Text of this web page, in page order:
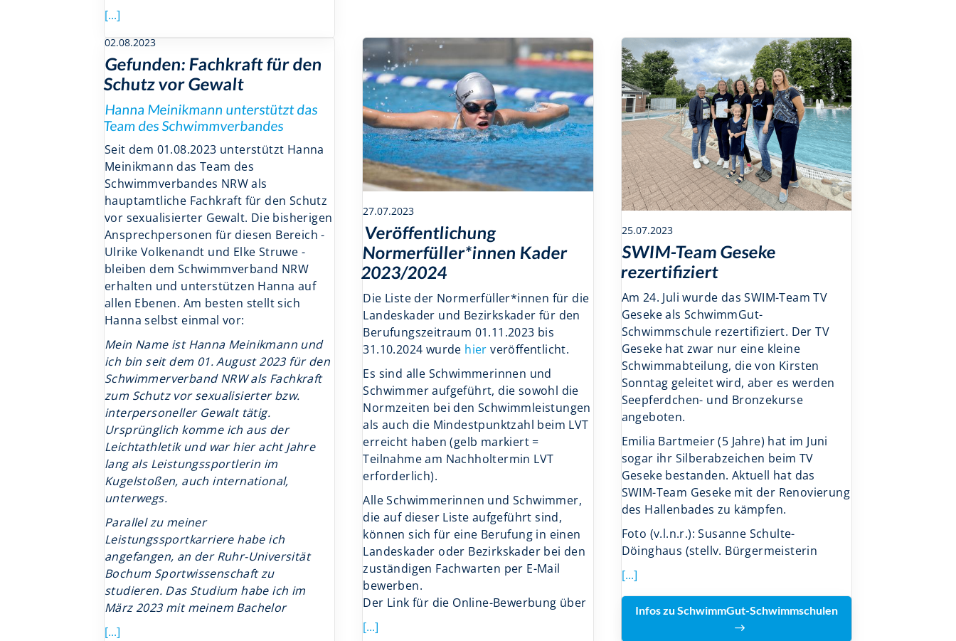
[...]
02.08.2023
Gefunden: Fachkraft für den
Schutz vor Gewalt
Hanna Meinikmann unterstützt das
Team des Schwimmverbandes
Seit dem 01.08.2023 unterstützt Hanna
Meinikmann das Team des
Schwimmverbandes NRW als
hauptamtliche Fachkraft für den Schutz
vor sexualisierter Gewalt. Die bisherigen
Ansprechpersonen für diesen Bereich -
Ulrike Volkenandt und Elke Struwe -
bleiben dem Schwimmverband NRW
erhalten und unterstützen Hanna auf
allen Ebenen. Am besten stellt sich
Hanna selbst einmal vor:
Mein Name ist Hanna Meinikmann und
ich bin seit dem 01. August 2023 für den
Schwimmerverband NRW als Fachkraft
zum Schutz vor sexualisierter bzw.
interpersoneller Gewalt tätig.
Ursprünglich komme ich aus der
Leichtathletik und war hier acht Jahre
lang als Leistungssportlerin im
Kugelstoßen, auch international,
unterwegs.
Parallel zu meiner
Leistungssportkarriere habe ich
angefangen, an der Ruhr-Universität
Bochum Sportwissenschaft zu
studieren. Das Studium habe ich im
März 2023 mit meinem Bachelor
[...]
27.07.2023
Veröffentlichung
Normerfüller*innen Kader
2023/2024
Die Liste der Normerfüller*innen für die
Landeskader und Bezirkskader für den
Berufungszeitraum 01.11.2023 bis
31.10.2024 wurde hierveröffentlicht.
Es sind alle Schwimmerinnen und
Schwimmer aufgeführt, die sowohl die
Normzeiten bei den Schwimmleistungen
als auch die Mindestpunktzahl beim LVT
erreicht haben (gelb markiert =
Teilnahme am Nachholtermin LVT
erforderlich).
Alle Schwimmerinnen und Schwimmer,
die auf dieser Liste aufgeführt sind,
können sich für eine Berufung in einen
Landeskader oder Bezirkskader bei den
zuständigen Fachwarten per E-Mail
bewerben.
Der Link für die Online-Bewerbung über
[...]
25.07.2023
SWIM-Team Geseke
rezertifiziert
Am 24. Juli wurde das SWIM-Team TV
Geseke als SchwimmGut-
Schwimmschule rezertifiziert. Der TV
Geseke hat zwar nur eine kleine
Schwimmabteilung, die von Kirsten
Sonntag geleitet wird, aber es werden
Seepferdchen- und Bronzekurse
angeboten.
Emilia Bartmeier (5 Jahre) hat im Juni
sogar ihr Silberabzeichen beim TV
Geseke bestanden. Aktuell hat das
SWIM-Team Geseke mit der Renovierung
des Hallenbades zu kämpfen.
Foto (v.l.n.r.): Susanne Schulte-
Döinghaus (stellv. Bürgermeisterin
[...]
Infos zu SchwimmGut-Schwimmschulen